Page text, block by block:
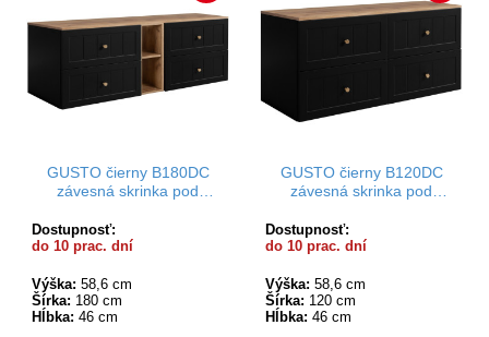
GUSTO čierny B180DC
závesná skrinka pod
Dostupnosť:
do 10 prac. dní
Výška: 58,6 cm
Šírka: 180 cm
Hĺbka: 46 cm
GUSTO čierny B120DC
závesná skrinka pod
Dostupnosť:
do 10 prac. dní
Výška: 58,6 cm
Šírka: 120 cm
Hĺbka: 46 cm